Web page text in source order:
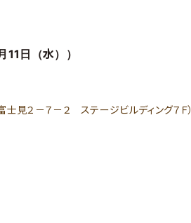
11日（水））
見２－７－２ ステージビルディング７Ｆ）